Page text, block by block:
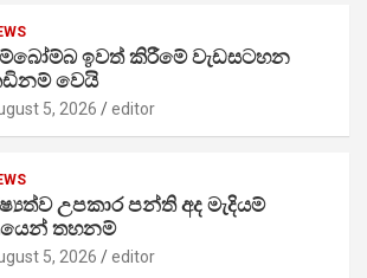
ඉවත් කිරීමේ වැඩසටහන
වෙයි
5, 2026 editor
උපකාර පන්ති අද මැදියම්
තහනම්
5, 2026 editor